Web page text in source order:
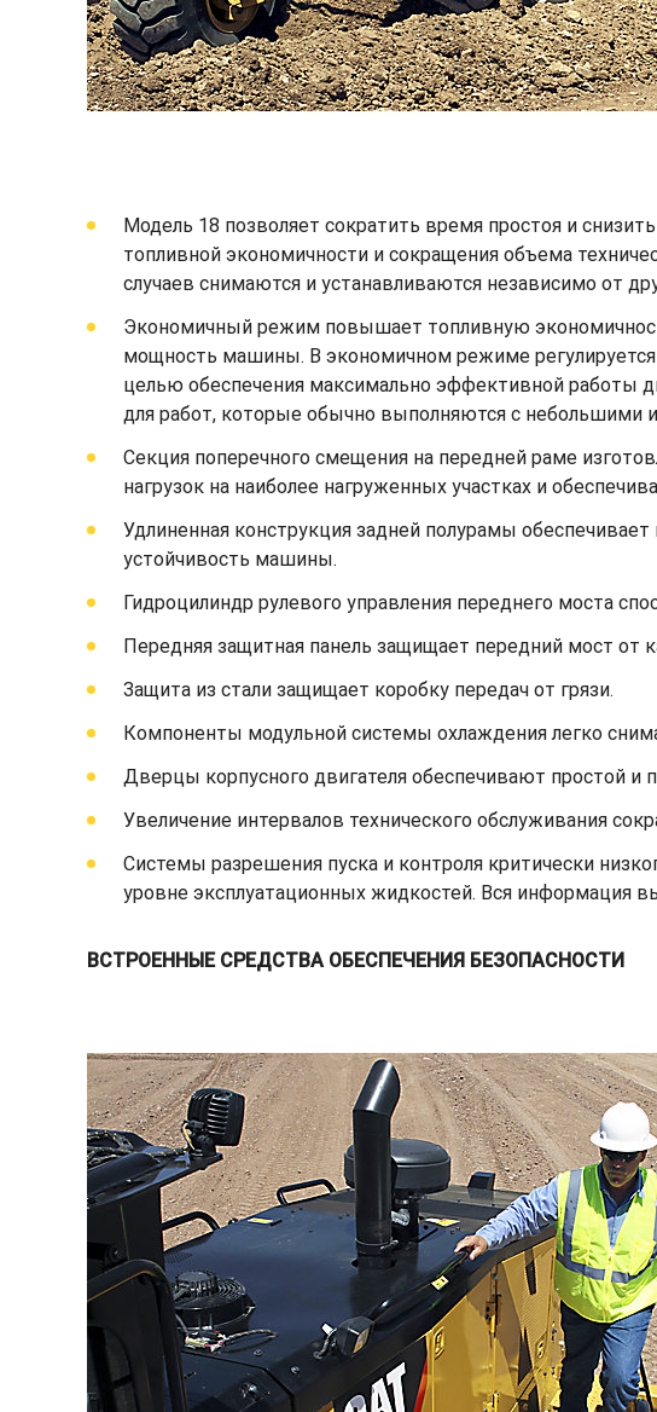
Модель 18 позволяет сократить время простоя и
топливной экономичности и сокращения объема
случаев снимаются и устанавливаются независимо от
Экономичный режим повышает топливную
мощность машины. В экономичном режиме регулируется
целью обеспечения максимально эффективной работы
для работ, которые обычно выполняются с небольшими
Секция поперечного смещения на передней раме
нагрузок на наиболее нагруженных участках и
Удлиненная конструкция задней полурамы
устойчивость машины.
Гидроцилиндр рулевого управления переднего моста
Передняя защитная панель защищает передний мост
Защита из стали защищает коробку передач от грязи.
Компоненты модульной системы охлаждения легко
Дверцы корпусного двигателя обеспечивают простой
Увеличение интервалов технического обслуживания
Системы разрешения пуска и контроля критически
уровне эксплуатационных жидкостей. Вся информация
ВСТРОЕННЫЕ СРЕДСТВА ОБЕСПЕЧЕНИЯ БЕЗОПАСНОСТИ